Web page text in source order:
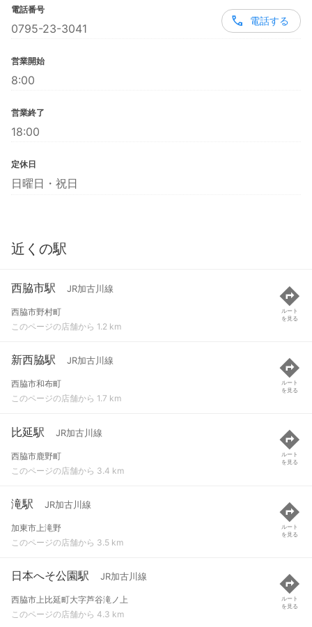
電話番号
0795-23-3041
電話する
営業開始
8:00
営業終了
18:00
定休日
日曜日・祝日
近くの駅
西脇市駅 JR加古川線
西脇市野村町
このページの店舗から 1.2 km
ルート
を見る
新西脇駅 JR加古川線
西脇市和布町
このページの店舗から 1.7 km
ルート
を見る
比延駅 JR加古川線
西脇市鹿野町
このページの店舗から 3.4 km
ルート
を見る
滝駅 JR加古川線
加東市上滝野
このページの店舗から 3.5 km
ルート
を見る
日本へそ公園駅 JR加古川線
西脇市上比延町大字芦谷滝ノ上
このページの店舗から 4.3 km
ルート
を見る